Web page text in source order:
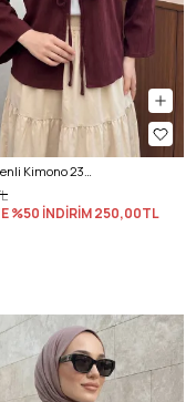
%50 İNDİRİM250,00TL